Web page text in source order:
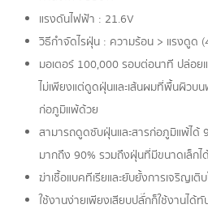
แรงดันไฟฟ้า : 21.6V
วิธีกำจัดไรฝุ่น : ความร้อน > แรงดูด
มอเตอร์ 100,000 รอบต่อนาที ปล่อ
ไม่เพียงแต่ดูดฝุ่นและเส้นผมที่พื้นผิวบ
ก่อภูมิแพ้ด้วย
สามารถดูดซับฝุ่นและสารก่อภูมิแพ้ได้
มากถึง 90% รวมถึงฝุ่นที่มีขนาดเล็ก
ฆ่าเชื้อแบคทีเรียและยับยั้งการเจริญเ
ใช้งานง่ายเพียงเสียบปลั๊กก็ใช้งานได้